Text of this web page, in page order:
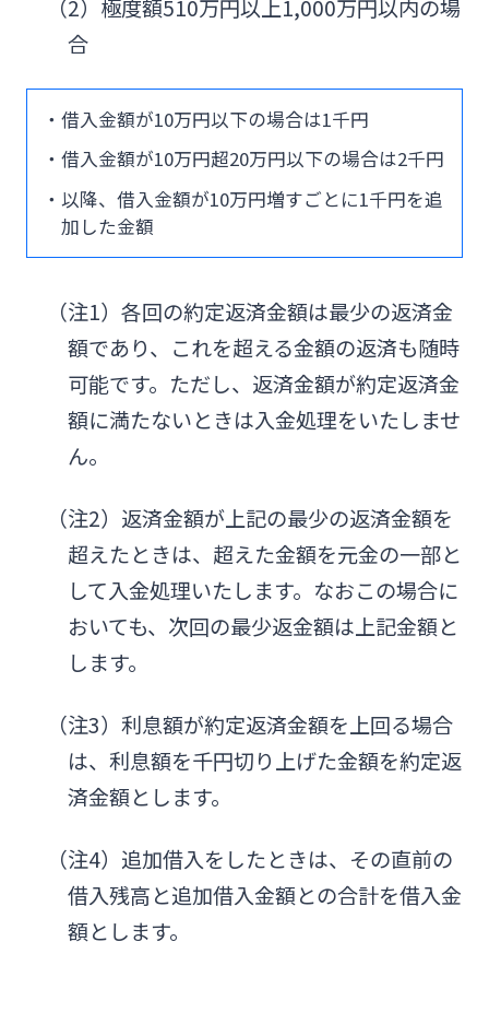
（2）極度額510万円以上1,000万円以内の場
合
・借入金額が10万円以下の場合は1千円
・借入金額が10万円超20万円以下の場合は2千円
・以降、借入金額が10万円増すごとに1千円を追
加した金額
（注1）各回の約定返済金額は最少の返済金
額であり、これを超える金額の返済も随時
可能です。ただし、返済金額が約定返済金
額に満たないときは入金処理をいたしませ
ん。
（注2）返済金額が上記の最少の返済金額を
超えたときは、超えた金額を元金の一部と
して入金処理いたします。なおこの場合に
おいても、次回の最少返金額は上記金額と
します。
（注3）利息額が約定返済金額を上回る場合
は、利息額を千円切り上げた金額を約定返
済金額とします。
（注4）追加借入をしたときは、その直前の
借入残高と追加借入金額との合計を借入金
額とします。